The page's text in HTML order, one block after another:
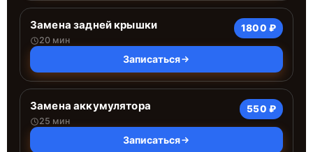
Замена задней крышки
20 мин
1800 ₽
Записаться
Замена аккумулятора
25 мин
550 ₽
Записаться